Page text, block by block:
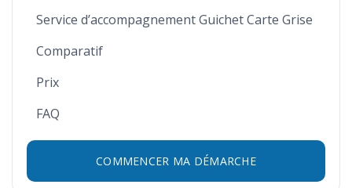
Service d’accompagnement Guichet Carte Grise
Comparatif
Prix
FAQ
COMMENCER MA DÉMARCHE